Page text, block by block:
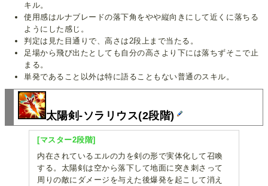
キル。
使用感はルナブレードの落下角をやや縦向きにして近くに落ちる
ようにした感じ。
判定は見た目通りで、高さは2段上まで当たる。
足場から飛び出たとしても自分の高さより下には落ちずそこで止
まる。
単発であること以外は特に語ることもない普通のスキル。
太陽剣-ソラリウス(2段階)
[マスター2段階]
内在されているエルの力を剣の形で実体化して召喚
する。太陽剣は空から落下して地面に突き刺さって
周りの敵にダメージを与えた後爆発を起こして消え